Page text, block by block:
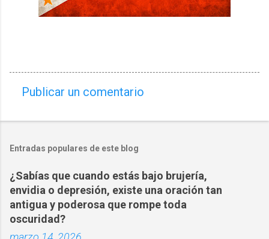
o
e
n
t
a
r
Publicar un comentario
Entradas populares de este blog
¿Sabías que cuando estás bajo brujería,
envidia o depresión, existe una oración tan
antigua y poderosa que rompe toda
oscuridad?